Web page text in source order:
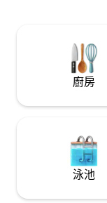
Cove）附近，距
Bay）約3.5英里（
廚房
泳池